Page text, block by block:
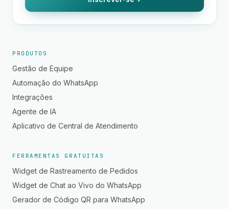
PRODUTOS
Gestão de Equipe
Automação do WhatsApp
Integrações
Agente de IA
Aplicativo de Central de Atendimento
FERRAMENTAS GRATUITAS
Widget de Rastreamento de Pedidos
Widget de Chat ao Vivo do WhatsApp
Gerador de Código QR para WhatsApp